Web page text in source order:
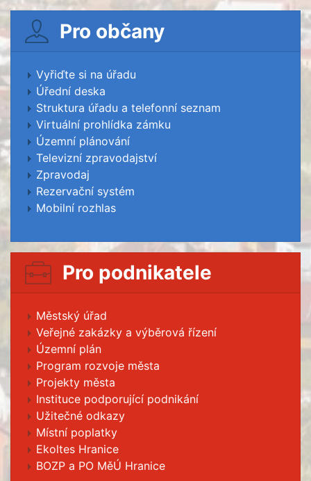
Pro občany
Vyřiďte si na úřadu
Úřední deska
Struktura úřadu a telefonní seznam
Virtuální prohlídka zámku
Územní plánování
Televizní zpravodajství
Zpravodaj
Rezervační systém
Mobilní rozhlas
Pro podnikatele
Městský úřad
Veřejné zakázky a výběrová řízení
Územní plán
Program rozvoje města
Projekty města
Instituce podporující podnikání
Užitečné odkazy
Místní poplatky
Ekoltes Hranice
BOZP a PO MěÚ Hranice